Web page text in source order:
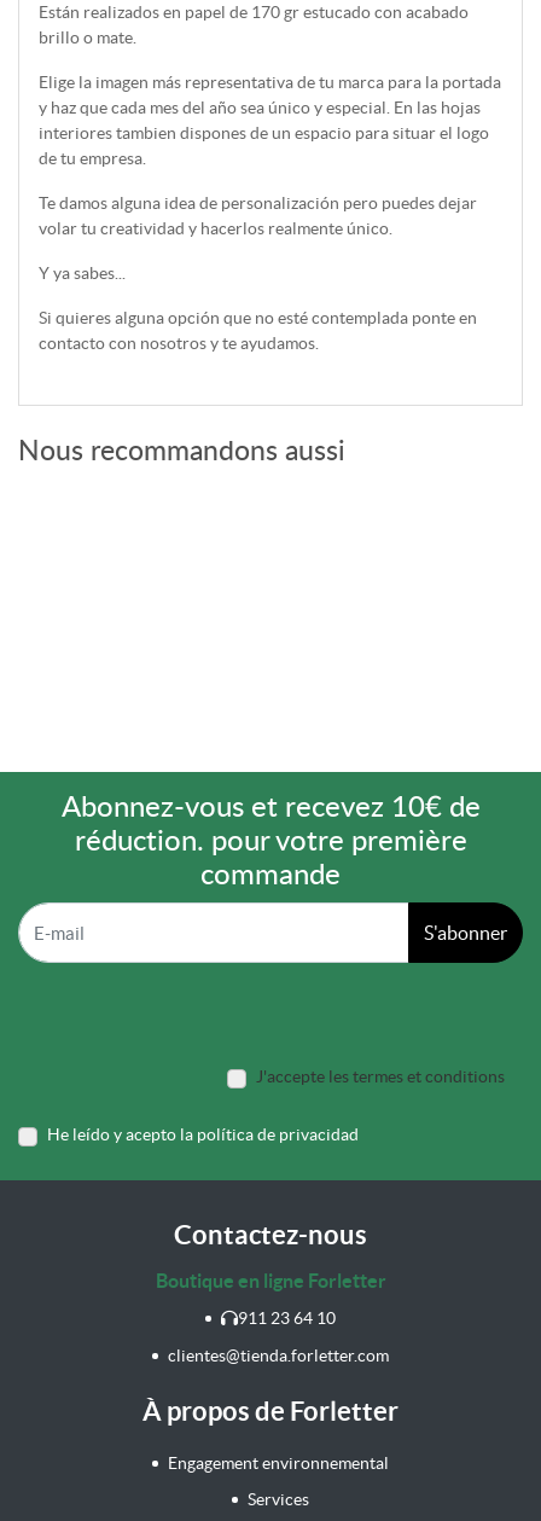
Están realizados en papel de 170 gr estucado con acabado
brillo o mate.
Elige la imagen más representativa de tu marca para la portada
y haz que cada mes del año sea único y especial. En las hojas
interiores tambien dispones de un espacio para situar el logo
de tu empresa.
Te damos alguna idea de personalización pero puedes dejar
volar tu creatividad y hacerlos realmente único.
Y ya sabes...
Si quieres alguna opción que no esté contemplada ponte en
contacto con nosotros y te ayudamos.
Nous recommandons aussi
Abonnez-vous et recevez 10€ de
réduction. pour votre première
commande
S'abonner
J'accepte les termes et conditions
He leído y acepto la política de privacidad
Contactez-nous
Boutique en ligne Forletter
911 23 64 10
clientes@tienda.forletter.com
À propos de Forletter
Engagement environnemental
Services